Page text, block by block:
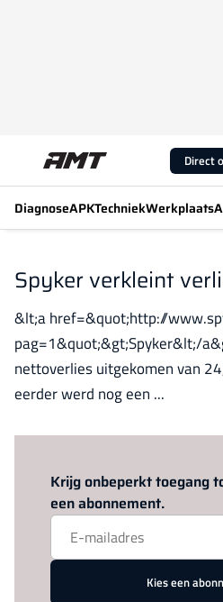
Direct
DiagnoseAPKTechniekWerkplaats
Spyker verkleint
&lt;a href=&quot;http://
pag=1&quot;&gt;Spyker&lt;/
nettoverlies uitgekomen van
eerder werd nog een ...
Krijg onbeperkt toegang
een abonnement.
Kies een